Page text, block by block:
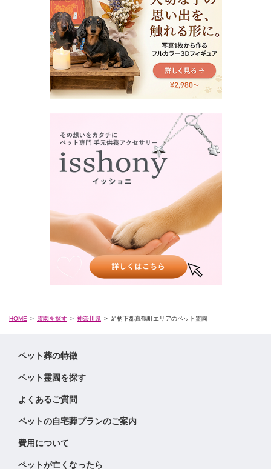
HOME 霊園を探す 神奈川県 足柄下郡真鶴町エリアのペット霊園
ペット葬の特徴
ペット霊園を探す
よくあるご質問
ペットの自宅葬プランのご案内
費用について
ペットが亡くなったら